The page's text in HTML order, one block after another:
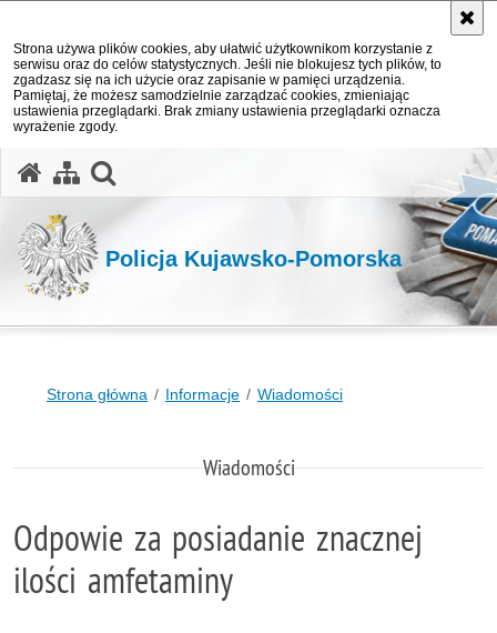
Strona używa plików cookies, aby ułatwić użytkownikom korzystanie z
serwisu oraz do celów statystycznych. Jeśli nie blokujesz tych plików, to
zgadzasz się na ich użycie oraz zapisanie w pamięci urządzenia.
Pamiętaj, że możesz samodzielnie zarządzać cookies, zmieniając
ustawienia przeglądarki. Brak zmiany ustawienia przeglądarki oznacza
wyrażenie zgody.
Policja Kujawsko-Pomorska
Strona główna Informacje Wiadomości
Wiadomości
Odpowie za posiadanie znacznej
ilości amfetaminy